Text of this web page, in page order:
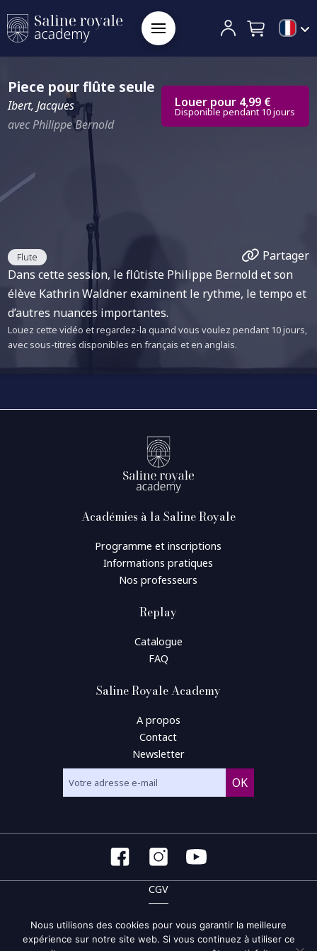
Piece pour flûte seule
Ibert, Jacques
avec Philippe Bernold
Louer pour 4,99 €
Disponible pendant 10 jours
Flute
Partager
Dans cette session, le flûtiste Philippe Bernold et son
élève Kathrin Waldner examinent le rythme, le tempo et
d’autres nuances importantes.
Louez cette vidéo et regardez-la quand vous voulez pendant 10 jours,
avec sous-titres disponibles en français et en anglais.
Académies à la Saline Royale
Programme et inscriptions
Informations pratiques
Nos professeurs
Replay
Catalogue
FAQ
Saline Royale Academy
A propos
Contact
Newsletter
CGV
Politique de confidentialité et de gestion des cookies
Nous utilisons des cookies pour vous garantir la meilleure
expérience sur notre site web. Si vous continuez à utiliser ce